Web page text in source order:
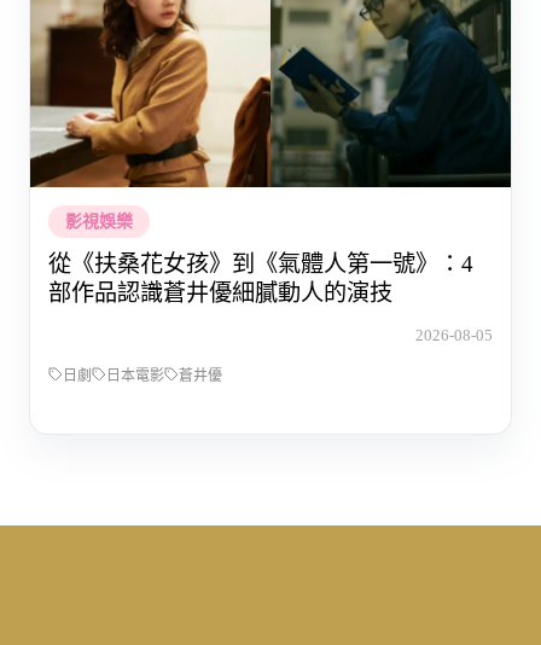
影視娛樂
從《扶桑花女孩》到《氣體人第一號》：4
部作品認識蒼井優細膩動人的演技
2026-08-05
日劇 日本電影 蒼井優